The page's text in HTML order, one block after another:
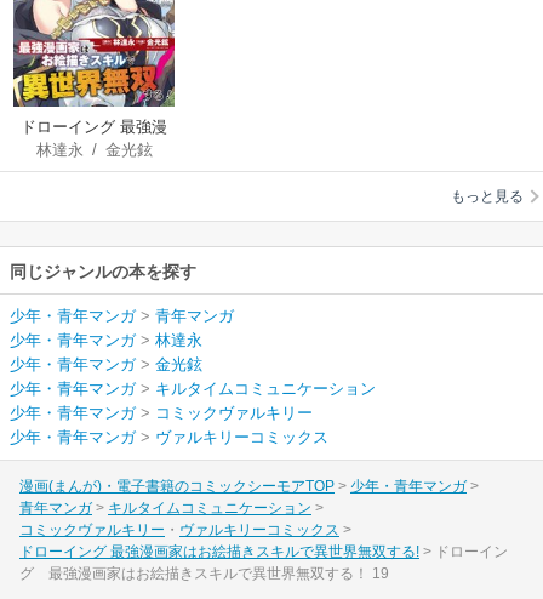
ドローイング 最強漫
画家はお絵描きスキ
ルで異世界無双する!
林達永 / 金光鉉
もっと見る
同じジャンルの本を探す
少年・青年マンガ> 青年マンガ
少年・青年マンガ> 林達永
少年・青年マンガ> 金光鉉
少年・青年マンガ> キルタイムコミュニケーション
少年・青年マンガ> コミックヴァルキリー
少年・青年マンガ> ヴァルキリーコミックス
漫画(まんが)・電子書籍のコミックシーモアTOP
少年・青年マンガ
青年マンガ
キルタイムコミュニケーション
コミックヴァルキリー
ヴァルキリーコミックス
ドローイング 最強漫画家はお絵描きスキルで異世界無双する!
ドローイン
グ 最強漫画家はお絵描きスキルで異世界無双する！ 19